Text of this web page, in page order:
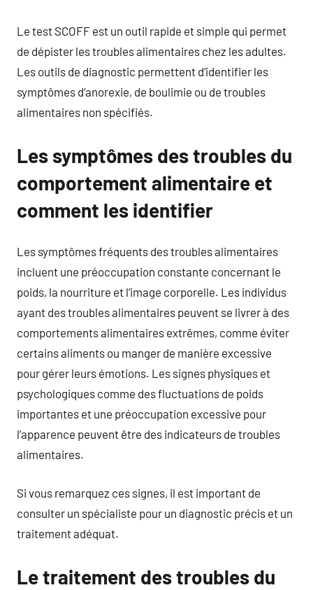
Le test SCOFF est un outil rapide et simple qui permet
de dépister les troubles alimentaires chez les adultes.
Les outils de diagnostic permettent d’identifier les
symptômes d’anorexie, de boulimie ou de troubles
alimentaires non spécifiés.
Les symptômes des troubles du
comportement alimentaire et
comment les identifier
Les symptômes fréquents des troubles alimentaires
incluent une préoccupation constante concernant le
poids, la nourriture et l’image corporelle. Les individus
ayant des troubles alimentaires peuvent se livrer à des
comportements alimentaires extrêmes, comme éviter
certains aliments ou manger de manière excessive
pour gérer leurs émotions. Les signes physiques et
psychologiques comme des fluctuations de poids
importantes et une préoccupation excessive pour
l’apparence peuvent être des indicateurs de troubles
alimentaires.
Si vous remarquez ces signes, il est important de
consulter un spécialiste pour un diagnostic précis et un
traitement adéquat.
Le traitement des troubles du